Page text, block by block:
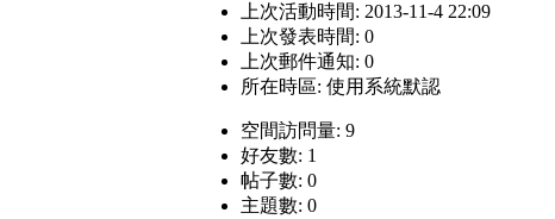
上次活動時間: 2013-11-4 22:09
上次發表時間: 0
上次郵件通知: 0
所在時區: 使用系統默認
空間訪問量: 9
好友數: 1
帖子數: 0
主題數: 0